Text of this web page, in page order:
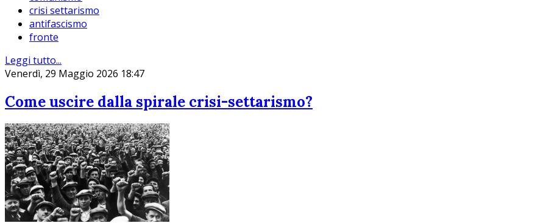
crisi settarismo
antifascismo
fronte
Leggi tutto...
Venerdì, 29 Maggio 2026 18:47
Come uscire dalla spirale crisi-settarismo?